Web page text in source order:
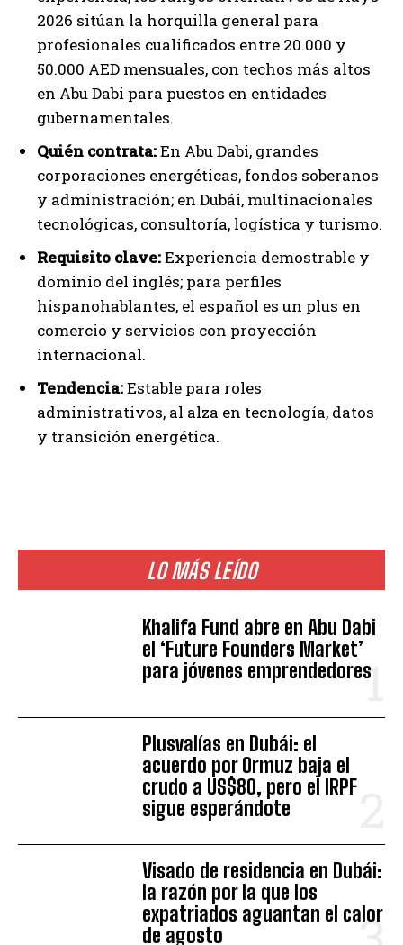
LO MÁS LEÍDO
Khalifa Fund abre en Abu Dabi
el ‘Future Founders Market’
para jóvenes emprendedores
Plusvalías en Dubái: el
acuerdo por Ormuz baja el
crudo a US$80, pero el IRPF
sigue esperándote
Visado de residencia en Dubái:
la razón por la que los
expatriados aguantan el calor
de agosto
2026 sitúan la horquilla general para
profesionales cualificados entre 20.000 y
50.000 AED mensuales, con techos más altos
en Abu Dabi para puestos en entidades
gubernamentales.
Quién contrata:En Abu Dabi, grandes
corporaciones energéticas, fondos soberanos
y administración; en Dubái, multinacionales
tecnológicas, consultoría, logística y turismo.
Requisito clave:Experiencia demostrable y
dominio del inglés; para perfiles
hispanohablantes, el español es un plus en
comercio y servicios con proyección
internacional.
Tendencia:Estable para roles
administrativos, al alza en tecnología, datos
y transición energética.